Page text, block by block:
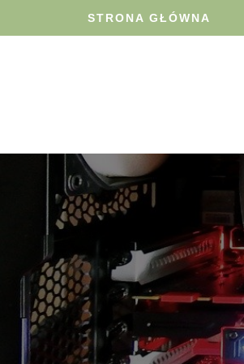
STRONA GŁÓWNA